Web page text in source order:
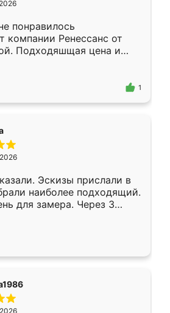
понравилось
компании Ренессанс от
Подходяшщая цена и
изготовления. Приехавший
Владислав
эскизу самый
1
Эскизы прислали в
наиболее подходящий.
для замера. Через 3
уже готова. Остались
Спасибо Ренессанс
работу!